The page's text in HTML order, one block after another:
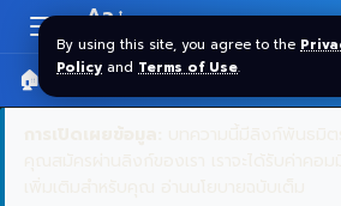
By using this site, you agree to the
Policy and Terms of Use.
Resizer
Aa
🏠 หน้าแรก ราคาทอง SPDR